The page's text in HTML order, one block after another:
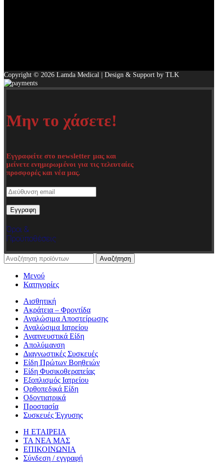
Copyright © 2026 Lamda Medical | Design & Support by TLK
Μην το χάσετε!
Εγγραφείτε στο newsletter μας και
μείνετε ενημερωμένοι για τις τελευταίες
προσφορές και νέα μας.
Όροι &
Προϋποθέσεις
Αναζήτηση
Μενού
Κατηγορίες
Αισθητική
Ακράτεια – Φροντίδα
Αναλώσιμα Αποστείρωσης
Αναλώσιμα Ιατρείου
Αναπνευστικά Είδη
Απολύμανση
Διαγνωστικές Συσκευές
Είδη Πρώτων Βοηθειών
Είδη Φυσικοθεραπείας
Εξοπλισμός Ιατρείου
Ορθοπεδικά Είδη
Οδοντιατρικά
Προστασία
Συσκευές Έγχυσης
Η ΕΤΑΙΡΕΙΑ
ΤΑ ΝΕΑ ΜΑΣ
ΕΠΙΚΟΙΝΩΝΙΑ
Σύνδεση / εγγραφή